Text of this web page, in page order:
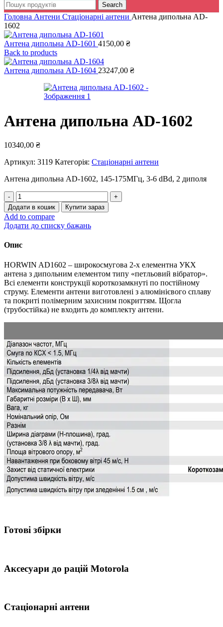
Search
Головна Антени Стаціонарні антени Антена дипольна AD-
1602
Антена дипольна AD-1601 4150,00 ₴
Back to products
Антена дипольна AD-1604 23247,00 ₴
Антена дипольна AD-1602
10340,00 ₴
Артикул: 3119 Категорія: Стаціонарні антени
Антена дипольна AD-1602, 145-175MГц, 3-6 dBd, 2 диполя
Антена
дипольна
AD-
1602
кількість
Додати в кошик Купити зараз
Add to compare
Додати до списку бажань
Опис
HORWIN AD1602 – широкосмугова 2-х елементна УКХ
антена з дипольним елементом типу «петльовий вібратор».
Всі елементи конструкції короткозамкнуті по постійному
струму. Елементи антени виготовлені з алюмінієвого сплаву
та покриті полімерним захисним покриттям. Щогла
(трубостійка) не входить до комплекту антени.
Готові збірки
Аксесуари до рацій Motorola
Стаціонарні антени